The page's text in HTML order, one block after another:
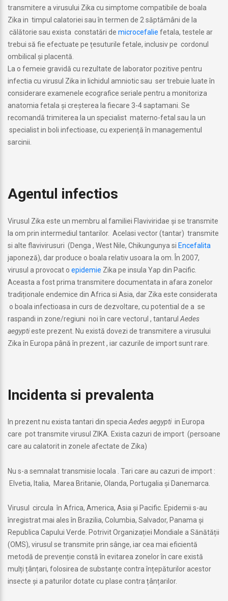
transmitere a virusului Zika cu simptome compatibile de boala
Zika in timpul calatoriei sau în termen de 2 săptămâni de la
călătorie sau exista constatări de microcefalie fetala, testele ar
trebui să fie efectuate pe țesuturile fetale, inclusiv pe cordonul
ombilical și placentă.
La o femeie gravidă cu rezultate de laborator pozitive pentru
infectia cu virusul Zika in lichidul amniotic sau ser trebuie luate în
considerare examenele ecografice seriale pentru a monitoriza
anatomia fetala și creșterea la fiecare 3-4 saptamani. Se
recomandă trimiterea la un specialist materno-fetal sau la un
specialist in boli infectioase, cu experiență în managementul
sarcinii.
Agentul infectios
Virusul Zika este un membru al familiei Flaviviridae și se transmite
la om prin intermediul tantarilor. Acelasi vector (tantar) transmite
si alte flavivirusuri (Denga , West Nile, Chikungunya si Encefalita
japoneză), dar produce o boala relativ usoara la om. În 2007,
virusul a provocat o epidemie Zika pe insula Yap din Pacific.
Aceasta a fost prima transmitere documentata in afara zonelor
tradiționale endemice din Africa si Asia, dar Zika este considerata
o boala infectioasa in curs de dezvoltare, cu potential de a se
raspandi in zone/regiuni noi în care vectorul , tantarul Aedes
aegyptieste prezent. Nu există dovezi de transmitere a virusului
Zika în Europa până în prezent , iar cazurile de import sunt rare.
Incidenta si prevalenta
In prezent nu exista tantari din specia Aedes aegyptiin Europa
care pot transmite virusul ZIKA. Exista cazuri de import (persoane
care au calatorit in zonele afectate de Zika)
Nu s-a semnalat transmisie locala . Tari care au cazuri de import :
Elvetia, Italia, Marea Britanie, Olanda, Portugalia şi Danemarca.
Virusul circula în Africa, America, Asia și Pacific. Epidemii s-au
înregistrat mai ales în Brazilia, Columbia, Salvador, Panama și
Republica Capului Verde. Potrivit Organizației Mondiale a Sănătății
(OMS), virusul se transmite prin sânge, iar cea mai eficientă
metodă de prevenție constă în evitarea zonelor în care există
mulți țânțari, folosirea de substanțe contra înțepăturilor acestor
insecte și a paturilor dotate cu plase contra țânțarilor.